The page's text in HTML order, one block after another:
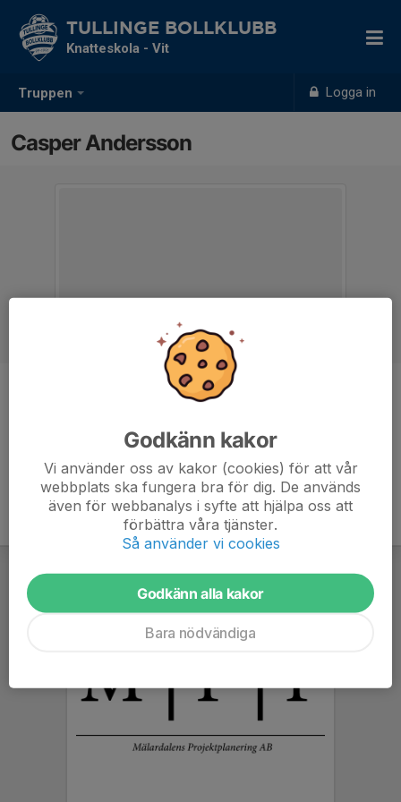
Truppen Logga in
TULLINGE BOLLKLUBB
Knatteskola - Vit
Casper Andersson
Godkänn kakor
Vi använder oss av kakor (cookies) för att vår
webbplats ska fungera bra för dig. De används
även för webbanalys i syfte att hjälpa oss att
förbättra våra tjänster.
Så använder vi cookies
Godkänn alla kakor
Bara nödvändiga